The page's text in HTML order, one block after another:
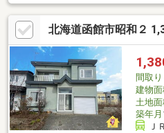
北海道函館市昭和２
間取り
建物
土地
築年月
Ｊ